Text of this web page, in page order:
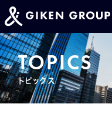
ホーム
事業紹
TOPICS
トピックス